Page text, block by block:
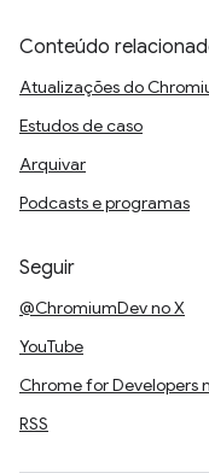
Conteúdo
Atualizações do
Estudos de caso
Arquivar
Podcasts e programas
Seguir
@ChromiumDev no X
YouTube
Chrome for Developers
RSS